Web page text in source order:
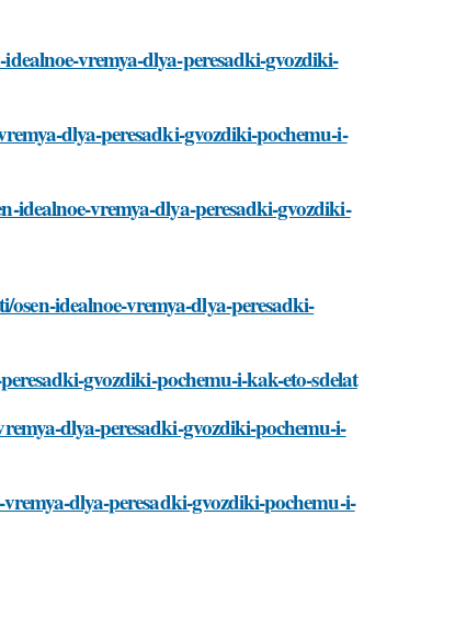
vremya-dlya-peresadki-gvozdiki-
dlya-peresadki-gvozdiki-pochemu-i-
idealnoe-vremya-dlya-peresadki-gvozdiki-
idealnoe-vremya-dlya-peresadki-
gvozdiki-pochemu-i-kak-eto-sdelat
dlya-peresadki-gvozdiki-pochemu-i-
dlya-peresadki-gvozdiki-pochemu-i-